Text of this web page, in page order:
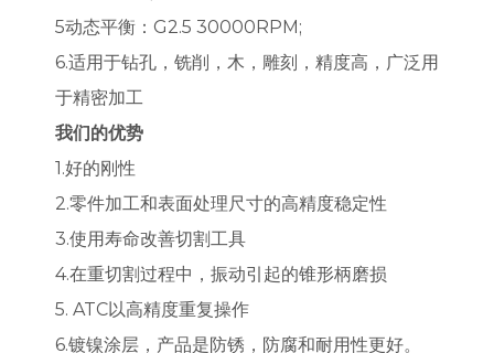
5动态平衡：G2.5 30000RPM;
6.适用于钻孔，铣削，木，雕刻，精度高，广泛用
于精密加工
我们的优势
1.好的刚性
2.零件加工和表面处理尺寸的高精度稳定性
3.使用寿命改善切割工具
4.在重切割过程中，振动引起的锥形柄磨损
5. ATC以高精度重复操作
6.镀镍涂层，产品是防锈，防腐和耐用性更好。